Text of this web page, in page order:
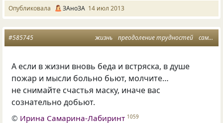
Опубликовала ЗАноЗА 14 июл 2013
жизнь преодоление трудностей самообладание
#585745
А если в жизни вновь беда и встряска, в душе
пожар и мысли больно бьют, молчите…
не снимайте счастья маску, иначе вас
сознательно добьют.
© Ирина Самарина-Лабиринт 1059